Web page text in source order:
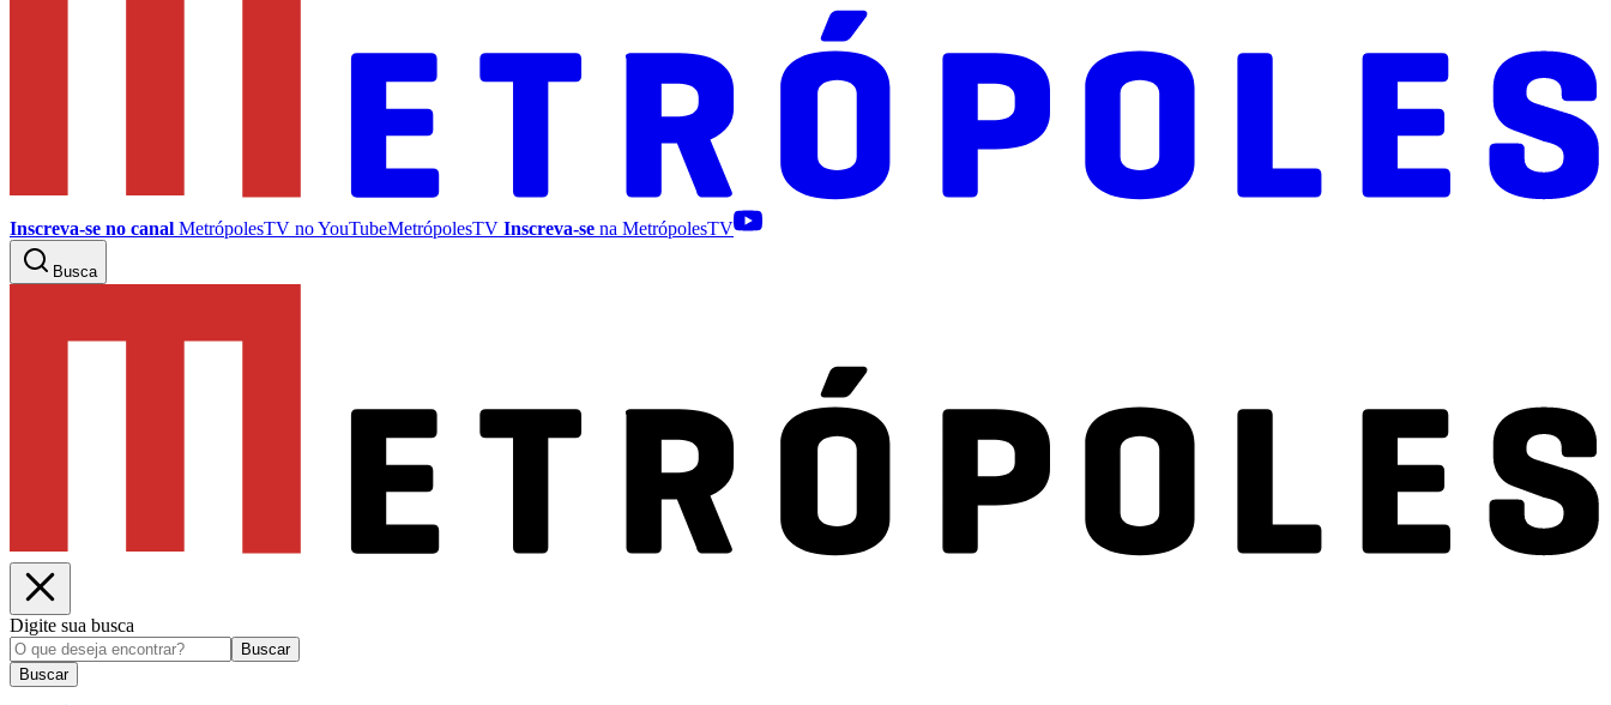
Inscreva-se no canal MetrópolesTV noYouTubeMetrópolesTV Inscreva-se na MetrópolesTV
Busca
Digite sua busca
Buscar
Buscar